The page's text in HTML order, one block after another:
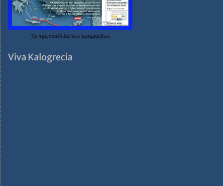
Τα πρωτοσέλιδα των εφημερίδων
Viva Kalogrecia